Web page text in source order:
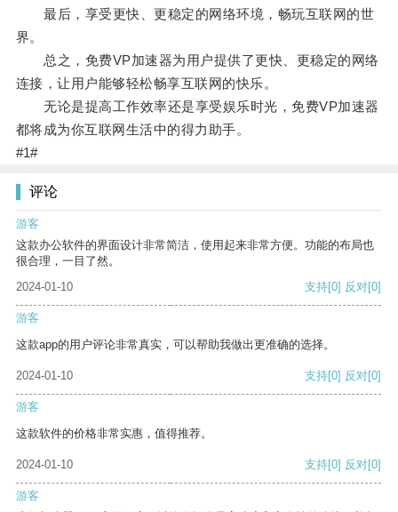
最后，享受更快、更稳定的网络环境，畅玩互联网的世
界。
总之，免费VP加速器为用户提供了更快、更稳定的网络
连接，让用户能够轻松畅享互联网的快乐。
无论是提高工作效率还是享受娱乐时光，免费VP加速器
都将成为你互联网生活中的得力助手。
#1#
评论
游客
这款办公软件的界面设计非常简洁，使用起来非常方便。功能的布局也
很合理，一目了然。
2024-01-10
支持[0] 反对[0]
游客
这款app的用户评论非常真实，可以帮助我做出更准确的选择。
2024-01-10 支持[0] 反对[0]
游客
这款软件的价格非常实惠，值得推荐。
2024-01-10 支持[0] 反对[0]
游客